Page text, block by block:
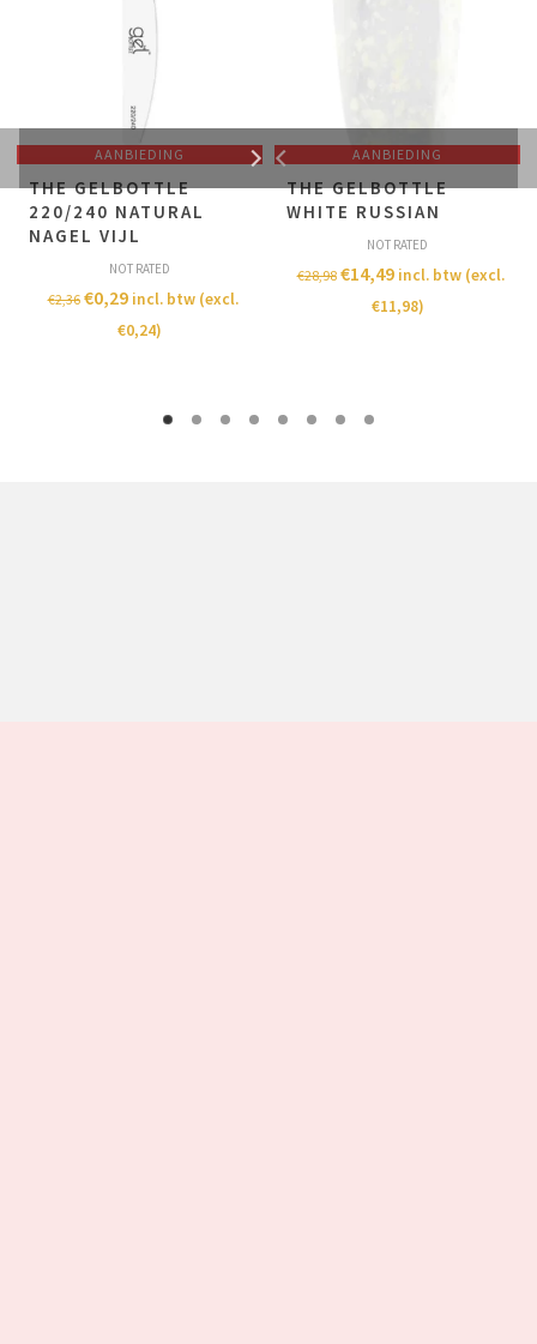
AANBIEDING
THE GELBOTTLE
220/240 NATURAL
NAGEL VIJL
NOT RATED
€2,36 €0,29 incl. btw (excl.
€0,24)
AANBIEDING
THE GELBOTTLE
WHITE RUSSIAN
NOT RATED
€28,98 €14,49 incl. btw (excl.
€11,98)